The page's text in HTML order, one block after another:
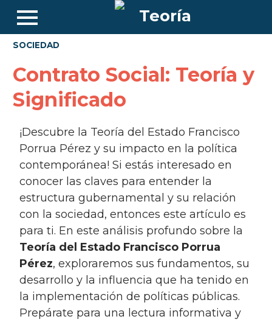
SOCIEDAD
Contrato Social: Teoría y
Significado
¡Descubre la Teoría del Estado Francisco
Porrua Pérez y su impacto en la política
contemporánea! Si estás interesado en
conocer las claves para entender la
estructura gubernamental y su relación
con la sociedad, entonces este artículo es
para ti. En este análisis profundo sobre la
Teoría del Estado Francisco Porrua
Pérez, exploraremos sus fundamentos, su
desarrollo y la influencia que ha tenido en
la implementación de políticas públicas.
Prepárate para una lectura informativa y